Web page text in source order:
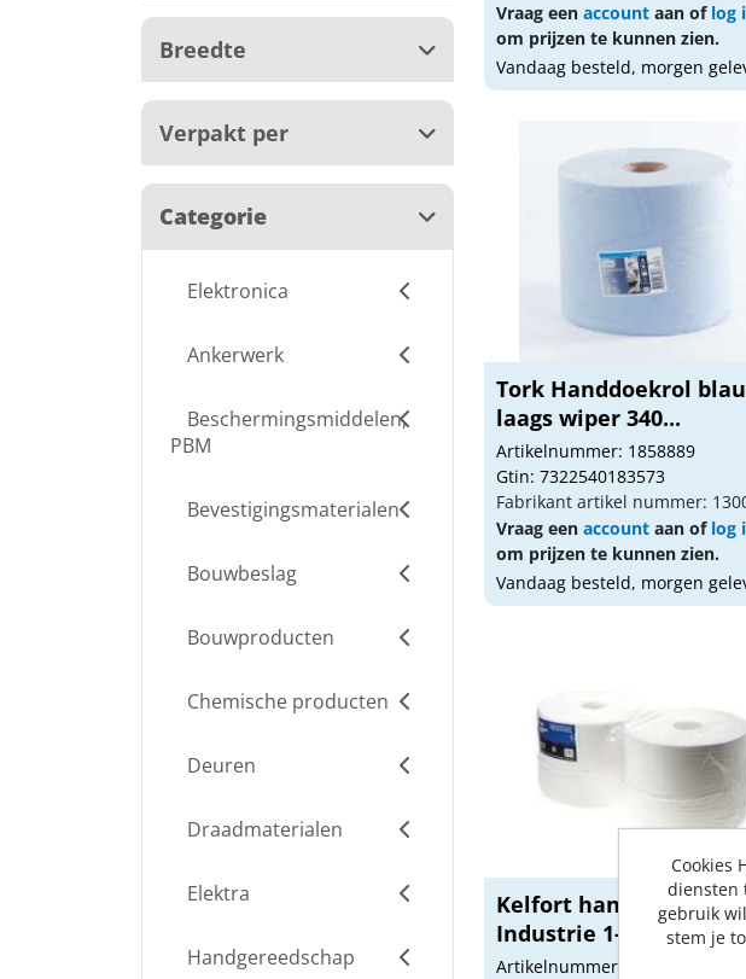
Breedte
Verpakt per
Categorie
Elektronica
Ankerwerk
Beschermingsmiddelen,
PBM
Bevestigingsmaterialen
Bouwbeslag
Bouwproducten
Chemische producten
Deuren
Draadmaterialen
Elektra
Handgereedschap
Vraag een accountaan of log
om prijzen te kunnen zien.
Vandaag besteld, morgen
Tork Handdoekrol
laags wiper 340...
Artikelnummer: 1858889
Gtin: 7322540183573
Fabrikant artikel nummer:
Vraag een accountaan of log
om prijzen te kunnen zien.
Vandaag besteld, morgen
Kelfort handdoekrol
Industrie 1-lgs 1000...
Artikelnummer: 1516123
Cookies
diensten
gebruik
stem je